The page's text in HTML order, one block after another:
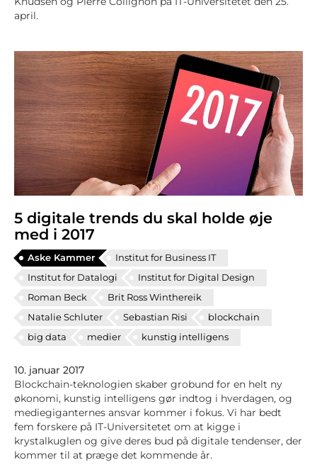
april.
5 digitale trends du skal holde øje
med i 2017
Aske Kammer
Institut for Business IT
Institut for Datalogi
Institut for Digital Design
Roman Beck
Brit Ross Winthereik
Natalie Schluter
Sebastian Risi
blockchain
big data
medier kunstig intelligens
10. januar 2017
Blockchain-teknologien skaber grobund for en helt ny
økonomi, kunstig intelligens gør indtog i hverdagen, og
mediegiganternes ansvar kommer i fokus. Vi har bedt
fem forskere på IT-Universitetet om at kigge i
krystalkuglen og give deres bud på digitale tendenser, der
kommer til at præge det kommende år.